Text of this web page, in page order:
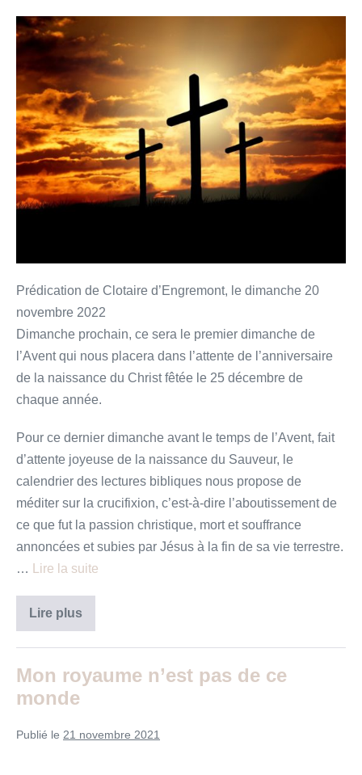
La
crucifixion
Prédication de Clotaire d’Engremont, le dimanche 20
novembre 2022
Dimanche prochain, ce sera le premier dimanche de
l’Avent qui nous placera dans l’attente de l’anniversaire
de la naissance du Christ fêtée le 25 décembre de
chaque année.
Pour ce dernier dimanche avant le temps de l’Avent, fait
d’attente joyeuse de la naissance du Sauveur, le
calendrier des lectures bibliques nous propose de
méditer sur la crucifixion, c’est-à-dire l’aboutissement de
ce que fut la passion christique, mort et souffrance
annoncées et subies par Jésus à la fin de sa vie terrestre.
…
Lire la suite
Lire plusLa
Mon royaume n’est pas de ce
monde
Publié le 21 novembre 2021